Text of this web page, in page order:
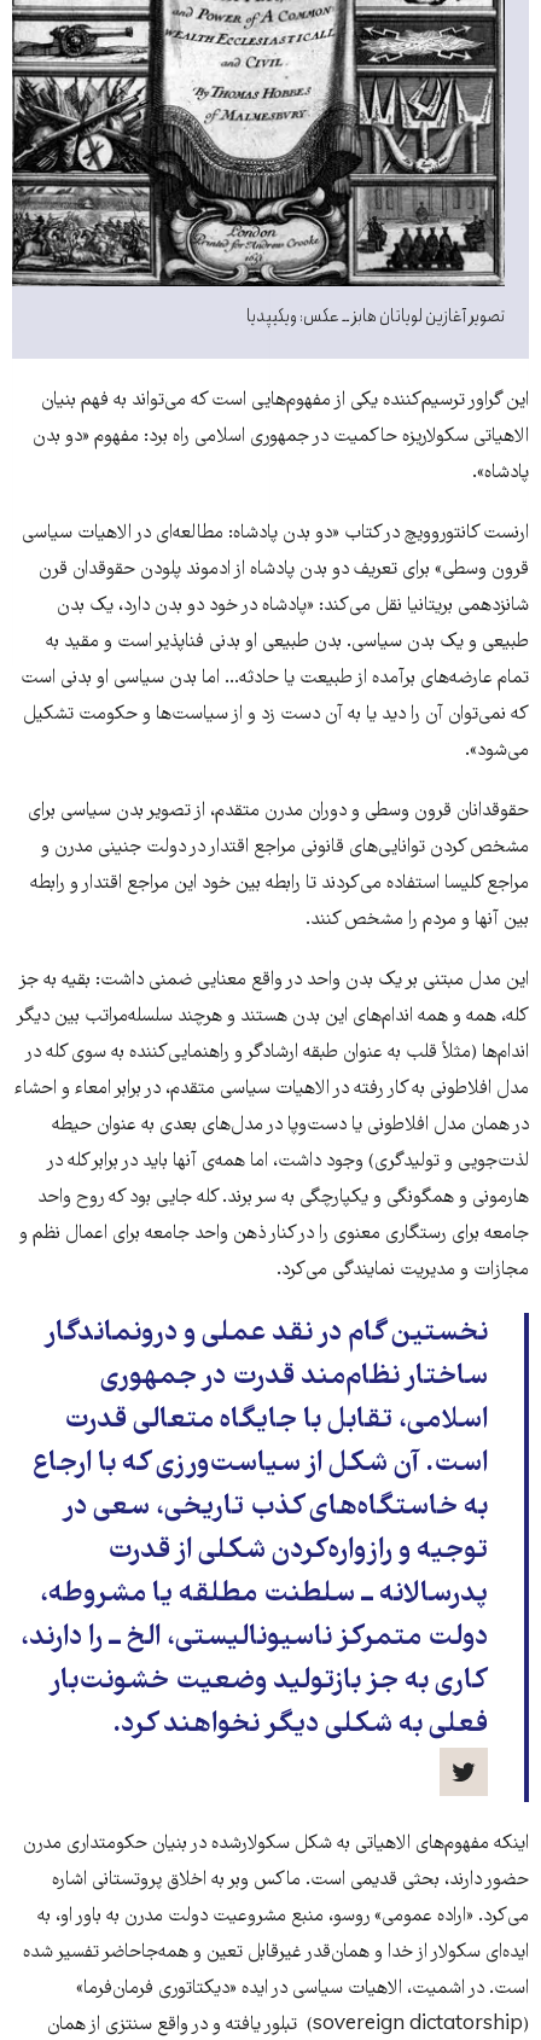
تصویر آغازین لویاتان هابز ــ عکس: ویکیپدیا
این گراور ترسیم‌کننده یکی از مفهوم‌هایی است که می‌تواند به فهم بنیان
الاهیاتی سکولاریزه حاکمیت در جمهوری اسلامی راه برد: مفهوم «دو بدن
پادشاه».
ارنست کانتوروویچ در کتاب «دو بدن پادشاه: مطالعه‌ای در الاهیات سیاسی
قرون وسطی» برای تعریف دو بدن پادشاه از ادموند پلودن حقوقدان قرن
شانزدهمی بریتانیا نقل می‌کند: «پادشاه در خود دو بدن دارد، یک بدن
طبیعی و یک بدن سیاسی. بدن طبیعی او بدنی فناپذیر است و مقید به
تمام عارضه‌های برآمده از طبیعت یا حادثه... اما بدن سیاسی او بدنی است
که نمی‌توان آن را دید یا به آن دست زد و از سیاست‌ها و حکومت تشکیل
می‌شود».
حقوقدانان قرون وسطی و دوران مدرن متقدم، از تصویر بدن سیاسی برای
مشخص کردن توانایی‌های قانونی مراجع اقتدار در دولت جنینی مدرن و
مراجع کلیسا استفاده می‌کردند تا رابطه بین خود این مراجع اقتدار و رابطه
بین آنها و مردم را مشخص کنند.
این مدل مبتنی بر یک بدن واحد در واقع معنایی ضمنی داشت: بقیه به جز
کله، همه و همه اندام‌های این بدن هستند و هرچند سلسله‌مراتب بین دیگر
اندام‌ها (مثلاً قلب به عنوان طبقه ارشادگر و راهنمایی‌کننده به سوی کله در
مدل افلاطونی به کار رفته در الاهیات سیاسی متقدم، در برابر امعاء و احشاء
در همان مدل افلاطونی یا دست‌و‌پا در مدل‌های بعدی به عنوان حیطه
لذت‌جویی و تولیدگری) وجود داشت، اما همه‌ی آنها باید در برابر کله در
هارمونی و همگونگی و یکپارچگی به سر برند. کله جایی بود که روح واحد
جامعه برای رستگاری معنوی را در کنار ذهن واحد جامعه برای اعمال نظم و
مجازات و مدیریت نمایندگی می‌کرد.
نخستین گام در نقد عملی و درونماندگار
ساختار نظام‌مند قدرت در جمهوری
اسلامی، تقابل با جایگاه متعالی قدرت
است. آن شکل از سیاست‌ورزی که با ارجاع
به خاستگاه‌های کذب تاریخی، سعی در
توجیه و رازواره‌کردن شکلی از قدرت
پدرسالانه ــ سلطنت مطلقه یا مشروطه،
دولت متمرکز ناسیونالیستی، الخ ــ را دارند،
کاری به جز بازتولید وضعیت خشونت‌بار
فعلی به شکلی دیگر نخواهند کرد.
اینکه مفهوم‌های الاهیاتی به شکل سکولارشده در بنیان حکومتداری مدرن
حضور دارند، بحثی قدیمی است. ماکس وبر به اخلاق پروتستانی اشاره
می‌کرد. «اراده عمومی» روسو، منبع مشروعیت دولت مدرن به باور او، به
ایده‌ای سکولار از خدا و همان‌قدر غیرقابل تعین و همه‌جاحاضر تفسیر شده
است. در اشمیت، الاهیات سیاسی در ایده «دیکتاتوری فرمان‌فرما»
(sovereign dictatorship) تبلور یافته و در واقع سنتزی از همان